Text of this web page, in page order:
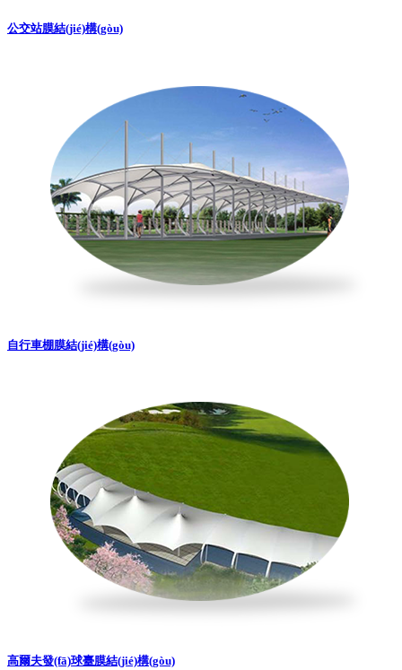
公交站膜結(jié)構(gòu)
自行車棚膜結(jié)構(gòu)
高爾夫發(fā)球臺膜結(jié)構(gòu)